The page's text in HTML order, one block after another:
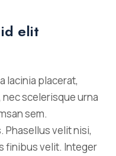
elit
lacinia placerat,
scelerisque urna
sem.
Phasellus velit nisi,
finibus velit. Integer